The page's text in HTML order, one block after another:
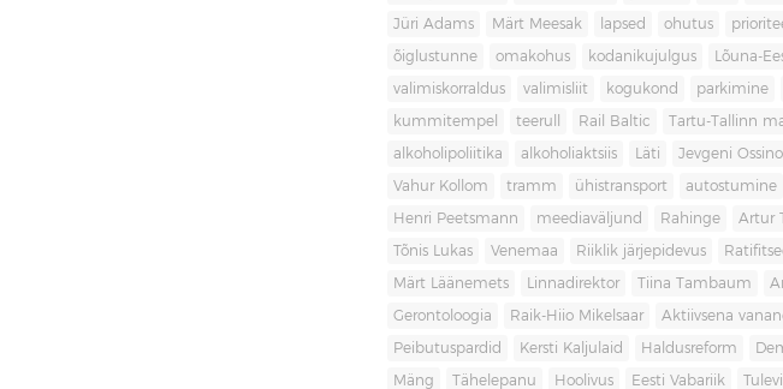
Jüri Adams Märt Meesak lapsed ohutus
õiglustunne omakohus kodanikujulgus Lõuna-
valimiskorraldus valimisliit kogukond parkimine
kummitempel teerull Rail Baltic Tartu-Tallinn
alkoholipoliitika alkoholiaktsiis Läti Jevgeni
Vahur Kollom tramm ühistransport autostumine
Henri Peetsmann meediaväljund Rahinge Artur
Tõnis Lukas Venemaa Riiklik järjepidevus
Märt Läänemets Linnadirektor Tiina Tambaum
Gerontoloogia Raik-Hiio Mikelsaar Aktiivsena
Peibutuspardid Kersti Kaljulaid Haldusreform
Mäng Tähelepanu Hoolivus Eesti Vabariik